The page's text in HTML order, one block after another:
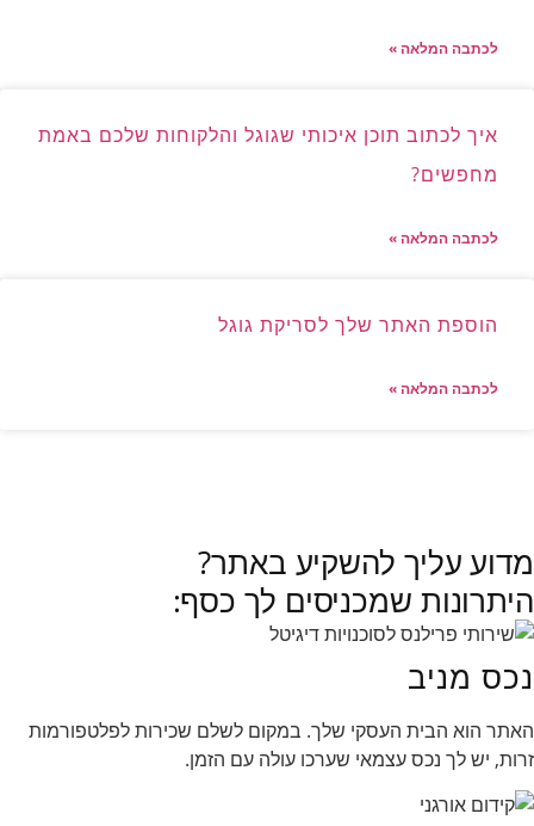
לכתבה המלאה »
איך לכתוב תוכן איכותי שגוגל והלקוחות שלכם באמת
מחפשים?
לכתבה המלאה »
הוספת האתר שלך לסריקת גוגל
לכתבה המלאה »
מדוע עליך להשקיע באתר?
היתרונות שמכניסים לך כסף:
נכס מניב
האתר הוא הבית העסקי שלך. במקום לשלם שכירות לפלטפורמות
זרות, יש לך נכס עצמאי שערכו עולה עם הזמן.